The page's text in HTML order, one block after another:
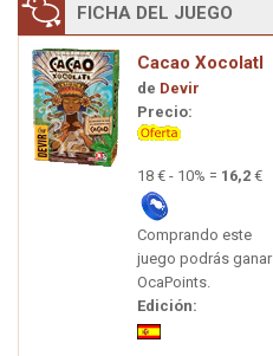
FICHA DEL JUEGO
Cacao Xocolatl
de Devir
Precio:
18 € - 10% = 16,2 €
Comprando este
juego podrás ganar
OcaPoints.
Edición: